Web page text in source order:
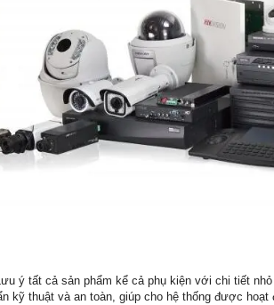
ý tất cả sản phẩm kể cả phụ kiện với chi tiết
kỹ thuật và an toàn, giúp cho hệ thống được hoạt